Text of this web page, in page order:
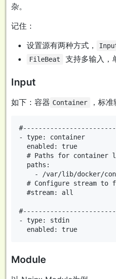
杂。
记住：
设置源有两种方式，
FileBeat 支持多输入，
Input
如下：容器 Container ，标
- type: container
  enabled: true
# Paths for container
  paths:
- /var/lib/docker/
# Configure stream to
  #stream: all
- type: stdin
Module